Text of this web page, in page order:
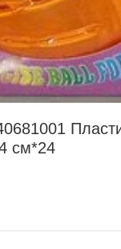
увеличить
см*24